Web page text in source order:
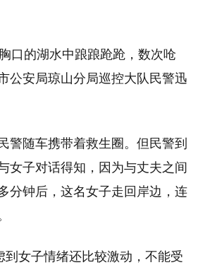
口的湖水中踉踉跄跄，数次呛
公安局琼山分局巡控大队民警迅
警随车携带着救生圈。但民警到
女子对话得知，因为与丈夫之间
分钟后，这名女子走回岸边，连
到女子情绪还比较激动，不能受